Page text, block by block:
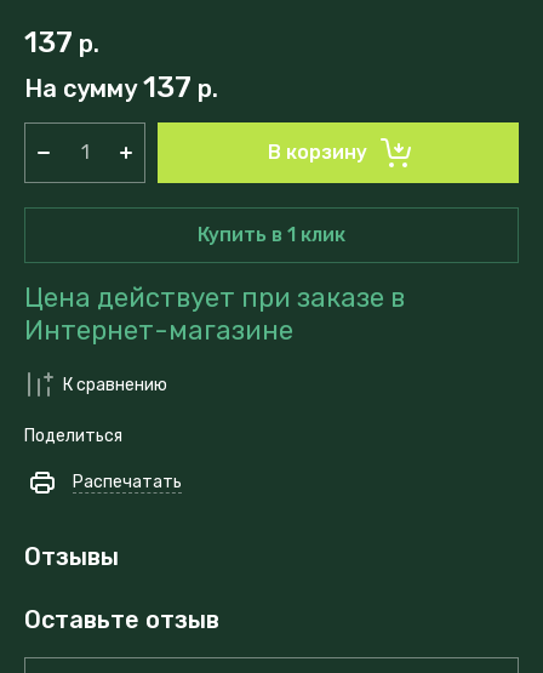
137 р.
На сумму 137 р.
В корзину
Купить в 1 клик
Цена действует при заказе в
Интернет-магазине
К сравнению
Поделиться
Распечатать
Отзывы
Оставьте отзыв